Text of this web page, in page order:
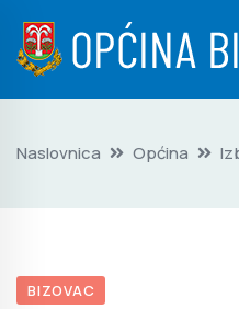
Naslovnica Općina
BIZOVAC